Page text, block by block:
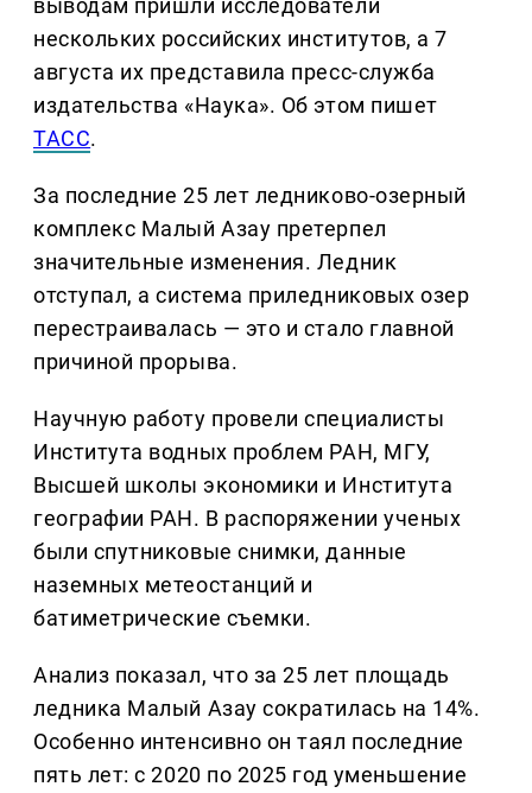
выводам пришли исследователи
нескольких российских институтов, а 7
августа их представила пресс-служба
издательства «Наука». Об этом пишет
ТАСС.
За последние 25 лет ледниково-озерный
комплекс Малый Азау претерпел
значительные изменения. Ледник
отступал, а система приледниковых озер
перестраивалась — это и стало главной
причиной прорыва.
Научную работу провели специалисты
Института водных проблем РАН, МГУ,
Высшей школы экономики и Института
географии РАН. В распоряжении ученых
были спутниковые снимки, данные
наземных метеостанций и
батиметрические съемки.
Анализ показал, что за 25 лет площадь
ледника Малый Азау сократилась на 14%.
Особенно интенсивно он таял последние
пять лет: с 2020 по 2025 год уменьшение